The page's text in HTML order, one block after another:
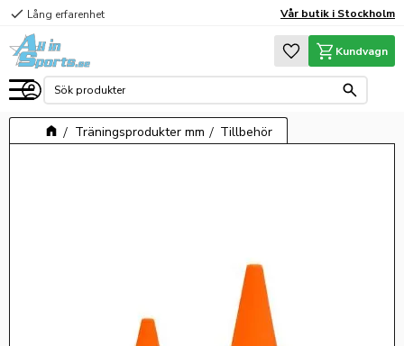
Meny
check Lång erfarenhet Vår butik i Stockholm
Favoriter
Kundvagn
Träningsprodukter mm Tillbehör